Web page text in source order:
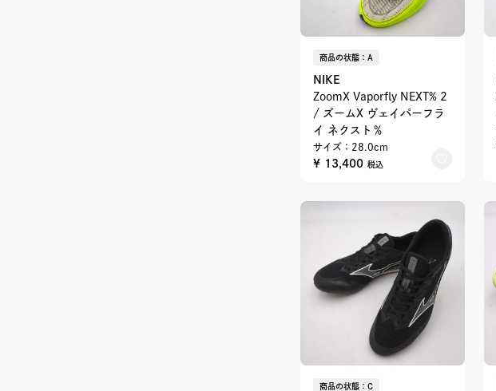
商品の状態：A
NIKE
ZoomX Vaporfly NEXT% 2
/ ズームX ヴェイパーフラ
イ ネクスト％
サイズ：28.0cm
¥ 13,400 税込
商品の状態：C